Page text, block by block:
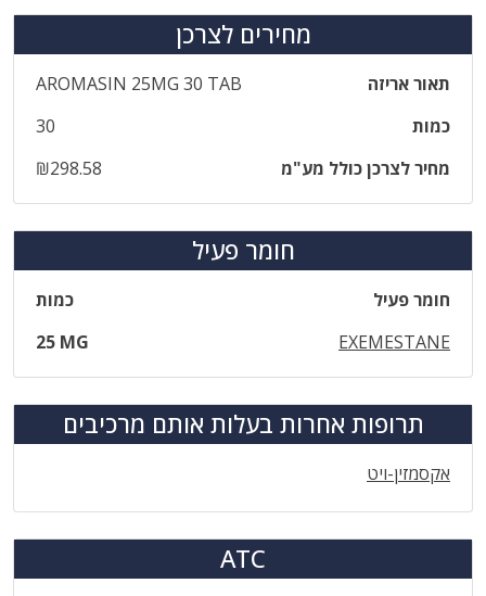
מחירים לצרכן
תאור אריזה
‎AROMASIN‎ ‎25‎MG‎ ‎30‎ ‎TAB
כמות
30
מחיר לצרכן כולל מע"מ
₪298.58
חומר פעיל
חומר פעיל
כמות
EXEMESTANE
25 MG
תרופות אחרות בעלות אותם מרכיבים
אקסמזין-ויט
ATC